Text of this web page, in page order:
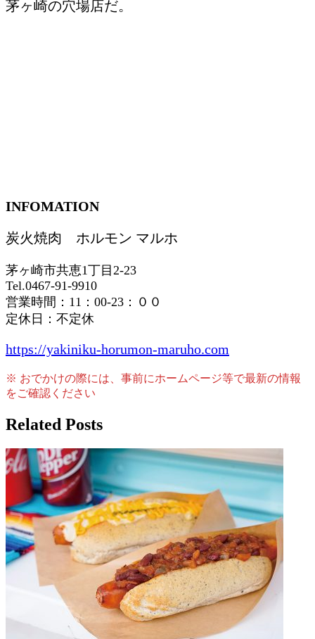
茅ヶ崎の穴場店だ。
INFOMATION
炭火焼肉 ホルモン マルホ
茅ヶ崎市共恵1丁目2-23
Tel.0467-91-9910
営業時間：11：00-23：００
定休日：不定休
https://yakiniku-horumon-maruho.com
※ おでかけの際には、事前にホームページ等で最新の情報
をご確認ください
Related Posts